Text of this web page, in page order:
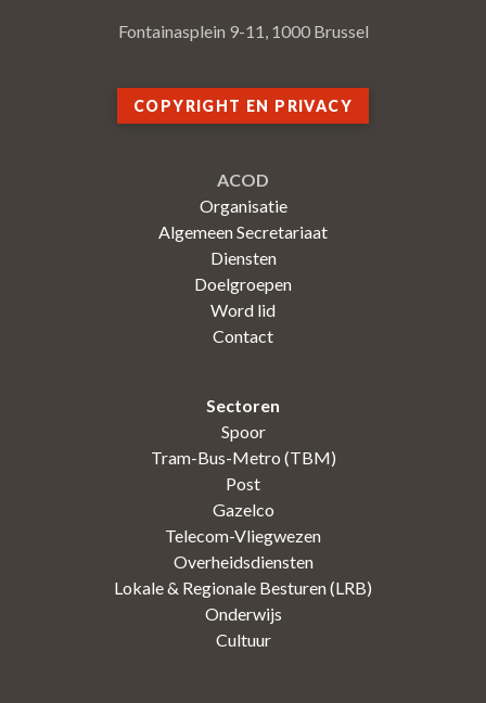
Fontainasplein 9-11, 1000 Brussel
COPYRIGHT EN PRIVACY
ACOD
Organisatie
Algemeen Secretariaat
Diensten
Doelgroepen
Word lid
Contact
Sectoren
Spoor
Tram-Bus-Metro (TBM)
Post
Gazelco
Telecom-Vliegwezen
Overheidsdiensten
Lokale & Regionale Besturen (LRB)
Onderwijs
Cultuur